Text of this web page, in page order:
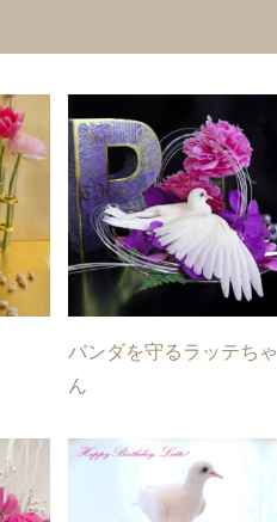
バンダを守るラッテちゃ
ん